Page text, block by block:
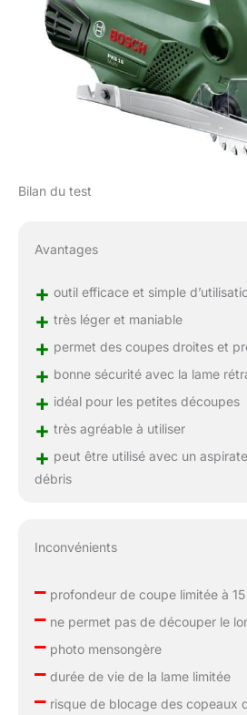
Bilan du test
Avantages
+ outil efficace et simple
+ très léger et maniable
+ permet des coupes droites et
+ bonne sécurité avec la lame
+ idéal pour les petites découpes
+ très agréable à utiliser
+ peut être utilisé avec un
débris
Inconvénients
–profondeur de coupe limitée à 15
–ne permet pas de découper le
–photo mensongère
–durée de vie de la lame limitée
–risque de blocage des copeaux